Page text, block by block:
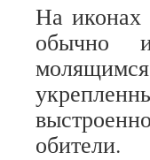
На иконах
обычно
обители.